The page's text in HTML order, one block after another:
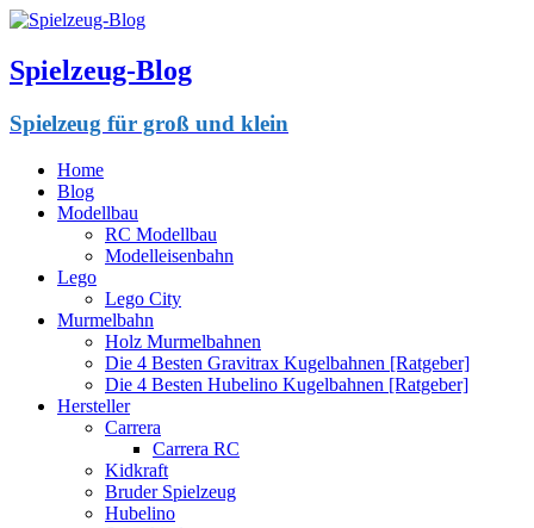
Spielzeug-Blog
Spielzeug für groß und klein
Home
Blog
Modellbau
RC Modellbau
Modelleisenbahn
Lego
Lego City
Murmelbahn
Holz Murmelbahnen
Die 4 Besten Gravitrax Kugelbahnen [Ratgeber]
Die 4 Besten Hubelino Kugelbahnen [Ratgeber]
Hersteller
Carrera
Carrera RC
Kidkraft
Bruder Spielzeug
Hubelino